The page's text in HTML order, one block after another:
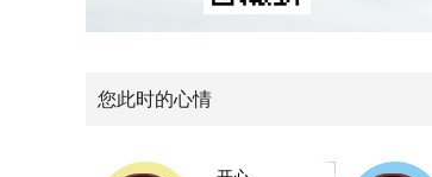
您此时的心情